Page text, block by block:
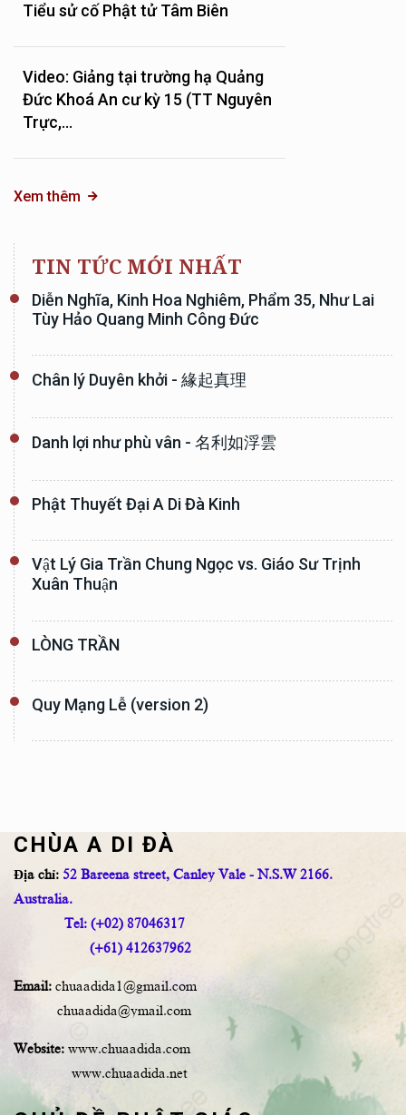
Tiểu sử cố Phật tử Tâm Biên
Video: Giảng tại trường hạ Quảng
Đức Khoá An cư kỳ 15 (TT Nguyên
Trực,...
Xem thêm
TIN TỨC MỚI NHẤT
Diễn Nghĩa, Kinh Hoa Nghiêm, Phẩm 35, Như Lai
Tùy Hảo Quang Minh Công Đức
Chân lý Duyên khởi - 緣起真理
Danh lợi như phù vân - 名利如浮雲
Phật Thuyết Đại A Di Đà Kinh
Vật Lý Gia Trần Chung Ngọc vs. Giáo Sư Trịnh
Xuân Thuận
LÒNG TRẦN
Quy Mạng Lễ (version 2)
CHÙA A DI ĐÀ
Địa chỉ: 52 Bareena street, Canley Vale - N.S.W 2166.
Australia.
Tel: (+02) 87046317
(+61) 412637962
Email: chuaadida1@gmail.com
chuaadida@ymail.com
Website: www.chuaadida.com
www.chuaadida.net